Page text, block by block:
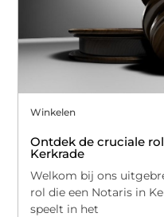
Winkelen
Ontdek de cruciale
Kerkrade
Welkom bij ons
rol die een Notaris in
speelt in het